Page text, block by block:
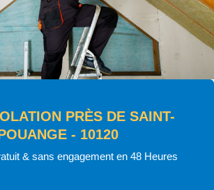
PRÈS DE SAINT-
- 10120
& sans engagement en 48 Heures